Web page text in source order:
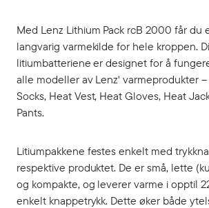
Med Lenz Lithium Pack rcB 2000 får du
langvarig varmekilde for hele kroppen.
litiumbatteriene er designet for å
alle modeller av Lenz' varmeprodukter
Socks, Heat Vest, Heat Gloves, Heat
Pants.
Litiumpakkene festes enkelt med
respektive produktet. De er små, lette
og kompakte, og leverer varme i opptil
enkelt knappetrykk. Dette øker både